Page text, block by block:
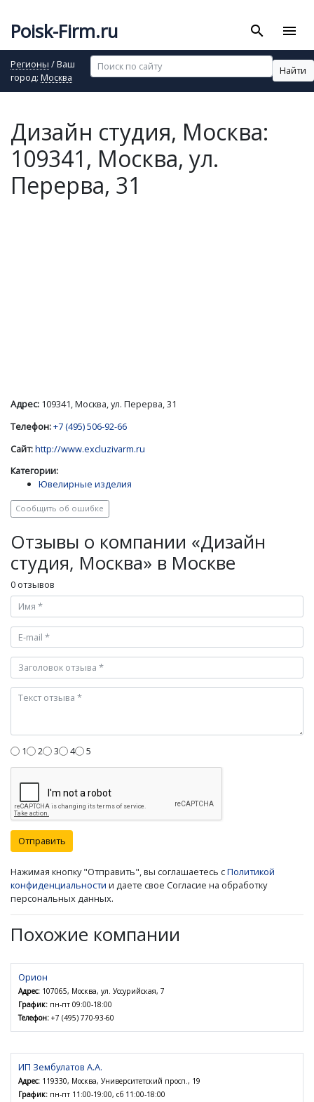
Poisk-Firm.ru search menu
Регионы / Ваш
город: Москва
Найти
Дизайн студия, Москва:
109341, Москва, ул.
Перерва, 31
Адрес: 109341, Москва, ул. Перерва, 31
Телефон:+7 (495) 506-92-66
Сайт:http://www.excluzivarm.ru
Категории:
Ювелирные изделия
Сообщить об ошибке
Отзывы о компании «Дизайн
студия, Москва» в Москве
0 отзывов
1 2 3 4 5
Отправить
Нажимая кнопку "Отправить", вы соглашаетесь сПолитикой
конфиденциальности и даете свое Согласие на обработку
персональных данных.
Похожие компании
Орион
Адрес: 107065, Москва, ул. Уссурийская, 7
График: пн-пт 09:00-18:00
Телефон: +7 (495) 770-93-60
ИП Зембулатов А.А.
Адрес: 119330, Москва, Университетский просп., 19
График: пн-пт 11:00-19:00, сб 11:00-18:00